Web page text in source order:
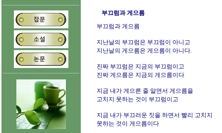
부끄럼과 게으름
부끄럼과 게으름
지난날의 부끄럼은 부끄럼이 아니고
지난날의 게으름은 게으름이 아니다.
진짜 부끄럼은 지금의 부끄럼이고
진짜 게으름은 지금의 게으름이다
지금 내가 게으른 줄 알면서 게으름을
고치지 못하는 것이 부끄럼이고
지금 내가 부끄러운 짓을 하면서 빨리 고치지
못하는 것이 게으름이다